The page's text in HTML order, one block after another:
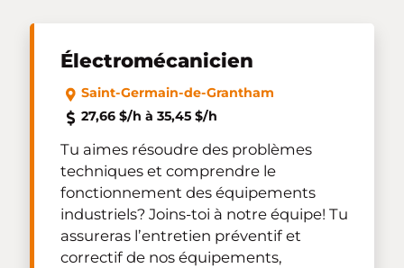
Électromécanicien
Saint-Germain-de-Grantham
27,66 $/h à 35,45 $/h
Tu aimes résoudre des problèmes
techniques et comprendre le
fonctionnement des équipements
industriels? Joins-toi à notre équipe! Tu
assureras l’entretien préventif et
correctif de nos équipements,